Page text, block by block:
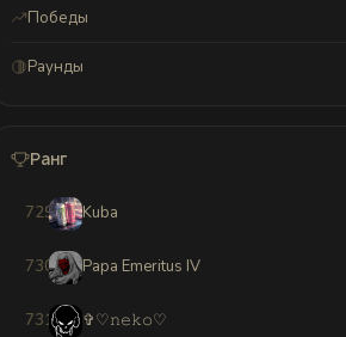
Победы
Раунды
Ранг
729 Kuba
730 Papa Emeritus IV
731 ✞︎♡︎𝚗𝚎𝚔𝚘♡